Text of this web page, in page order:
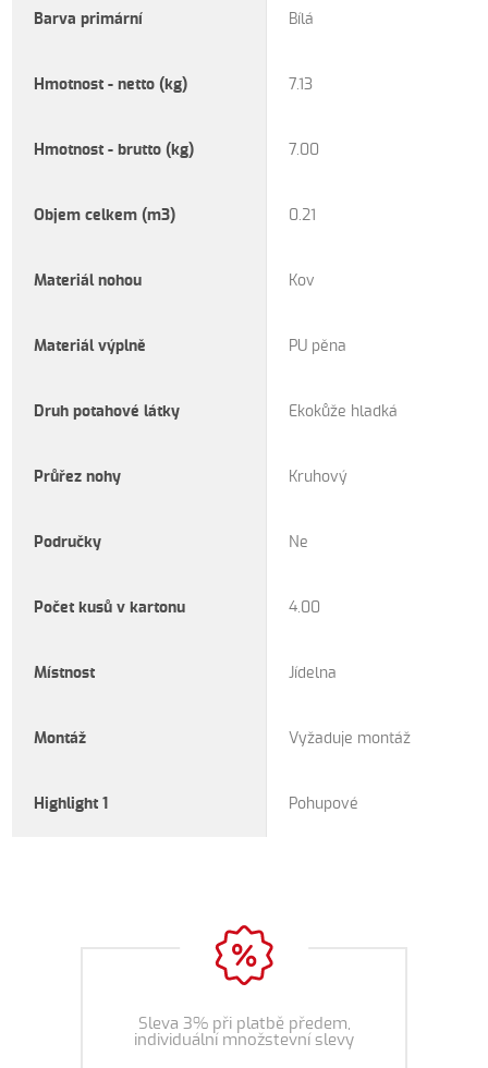
Barva primární Bílá
Hmotnost - netto (kg) 7.13
Hmotnost - brutto (kg) 7.00
Objem celkem (m3) 0.21
Materiál nohou Kov
Materiál výplně PU pěna
Druh potahové látky Ekokůže hladká
Průřez nohy Kruhový
Područky Ne
Počet kusů v kartonu 4.00
Místnost Jídelna
Montáž Vyžaduje montáž
Highlight 1 Pohupové
Sleva 3% při platbě předem,
individuální množstevní slevy